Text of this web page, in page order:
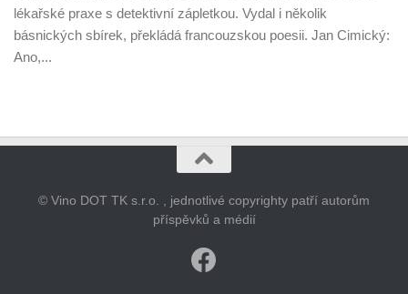
lékařské praxe s detektivní zápletkou. Vydal i několik
básnických sbírek, překládá francouzskou poesii. Jan Cimický:
Ano,...
© Vino DOT TK s.r.o. , jednotlivé copyrighty patří autorům
příspěvků a médií